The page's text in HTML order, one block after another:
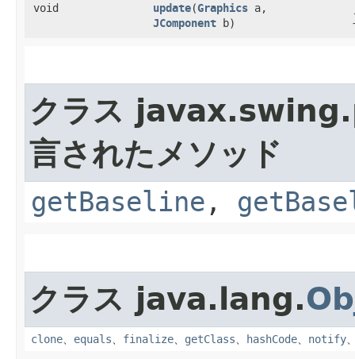
void update​(Graphics a,
JComponent b)
クラス
言されたメソッド
getBaseline,
クラス java.lang.
clone、 equals、 finalize、 getClass、 hashCode、 notify